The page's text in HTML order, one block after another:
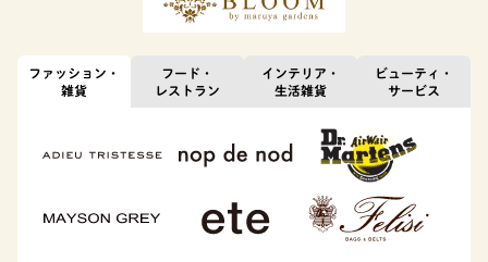
ファッション・
雑貨
フード・
レストラン
インテリア・
生活雑貨
ビューティ・
サービス